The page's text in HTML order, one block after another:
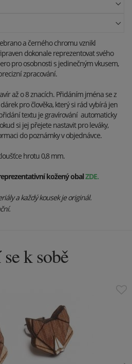
a černého chromu vznikl
dokonale reprezentovat svého
pro osobnosti s jedinečným vkusem,
zpracování.
až o 8 znacích. Přidáním jména se z
pro člověka, který si rád vybírá jen
textu je gravírování automaticky
si jej přejete nastavit pro leváky,
do poznámky v objednávce.
hrotu 0,8 mm.
kožený obalZDE.
a každý kousek je originál.
k sobě